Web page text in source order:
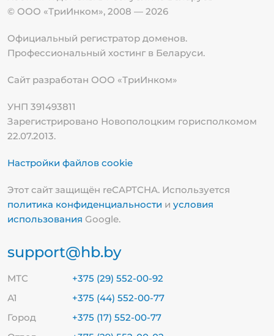
© ООО «ТриИнком», 2008 — 2026
Официальный регистратор доменов.
Профессиональный хостинг в Беларуси.
Сайт разработан ООО «ТриИнком»
УНП 391493811
Зарегистрировано Новополоцким горисполкомом
22.07.2013.
Настройки файлов cookie
Этот сайт защищён reCAPTCHA. Используется
политика конфиденциальности и условия
использования Google.
support@hb.by
МТС
+375 (29) 552-00-92
А1
+375 (44) 552-00-77
Город
+375 (17) 552-00-77